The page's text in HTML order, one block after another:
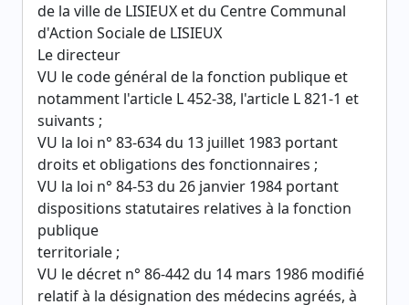
de la ville de LISIEUX et du Centre Communal
d'Action Sociale de LISIEUX
Le directeur
VU le code général de la fonction publique et
notamment l'article L 452-38, l'article L 821-1 et
suivants ;
VU la loi n° 83-634 du 13 juillet 1983 portant
droits et obligations des fonctionnaires ;
VU la loi n° 84-53 du 26 janvier 1984 portant
dispositions statutaires relatives à la fonction
publique
territoriale ;
VU le décret n° 86-442 du 14 mars 1986 modifié
relatif à la désignation des médecins agréés, à